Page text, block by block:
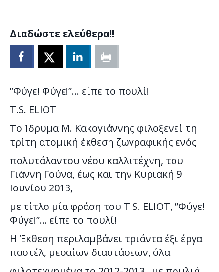
Διαδώστε ελεύθερα!!
”Φύγε! Φύγε!”… είπε το πουλί!
Τ.S. ELIOT
Το Ίδρυμα Μ. Κακογιάννης φιλοξενεί τη
τρίτη ατομική έκθεση ζωγραφικής ενός
πολυτάλαντου νέου καλλιτέχνη, του
Γιάννη Γούνα, έως και την Κυριακή 9
Ιουνίου 2013,
με τίτλο μία φράση του Τ.S. ELIOT, ”Φύγε!
Φύγε!”… είπε το πουλί!
Η Έκθεση περιλαμβάνει τριάντα έξι έργα
παστέλ, μεσαίων διαστάσεων, όλα